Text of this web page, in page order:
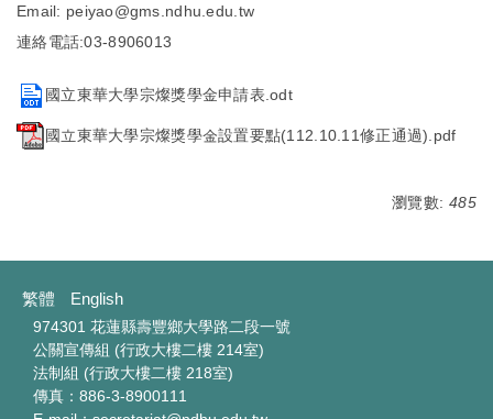
Email: peiyao@gms.ndhu.edu.tw
連絡電話:03-8906013
國立東華大學宗燦獎學金申請表.odt
國立東華大學宗燦獎學金設置要點(112.10.11修正通過).pdf
瀏覽數: 485
繁體 English
974301 花蓮縣壽豐鄉大學路二段一號
公關宣傳組 (行政大樓二樓 214室)
法制組 (行政大樓二樓 218室)
傳真：886-3-8900111